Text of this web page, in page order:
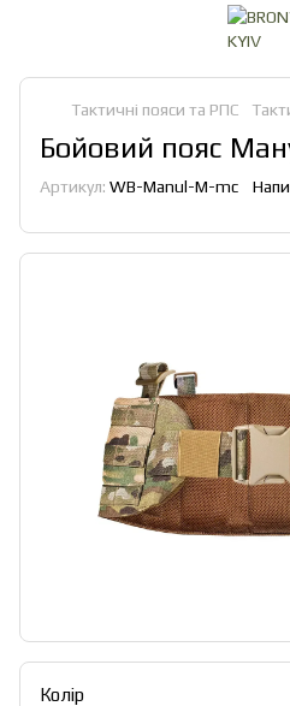
Тактичні пояси та РПС
Бойовий пояс
Артикул: WB-Manul-M-mc
Колір